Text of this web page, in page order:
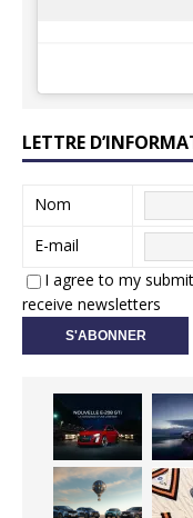
LETTRE
Nom
E-mail
I agree to my
receive newsletters